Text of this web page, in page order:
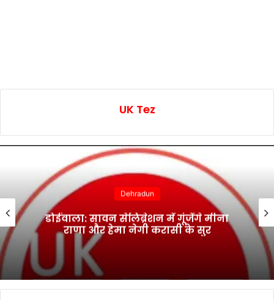
UK Tez
Dehradun
डोईवाला: सावन सेलिब्रेशन में गूंजेंगे मीना
राणा और हेमा नेगी करासी के सुर